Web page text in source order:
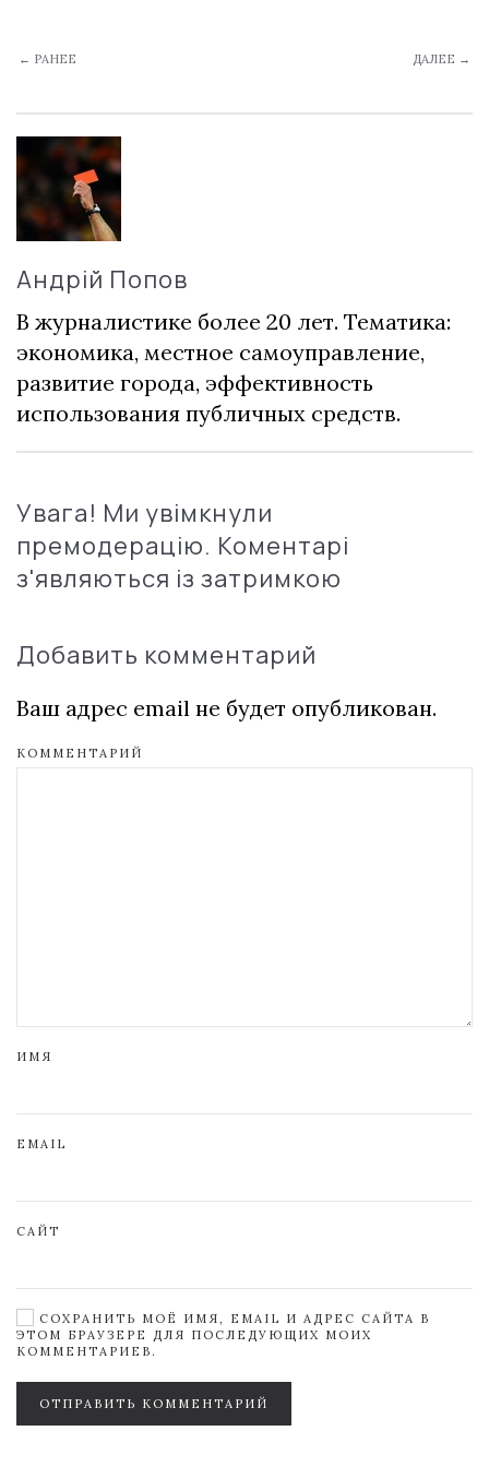
← РАНЕЕ ДАЛЕЕ →
Андрій Попов
В журналистике более 20 лет. Тематика:
экономика, местное самоуправление,
развитие города, эффективность
использования публичных средств.
Увага! Ми увімкнули
премодерацію. Коментарі
з'являються із затримкою
Добавить комментарий
Ваш адрес email не будет опубликован.
КОММЕНТАРИЙ
ИМЯ
EMAIL
САЙТ
СОХРАНИТЬ МОЁ ИМЯ, EMAIL И АДРЕС САЙТА В
ЭТОМ БРАУЗЕРЕ ДЛЯ ПОСЛЕДУЮЩИХ МОИХ
КОММЕНТАРИЕВ.
ОТПРАВИТЬ КОММЕНТАРИЙ